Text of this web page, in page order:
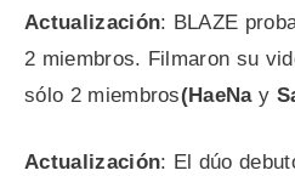
Actualización: BLAZE
2 miembros. Filmaron su
sólo 2 miembros(HaeNay
Actualización: El dúo